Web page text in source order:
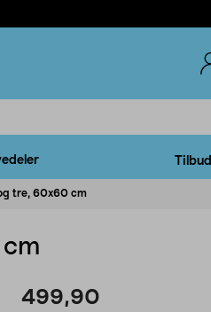
Tilbud
tre, 60x60 cm
499,90